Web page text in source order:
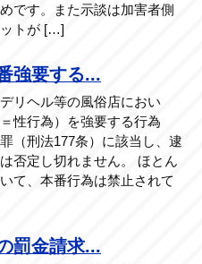
です。また示談は加害者側
ットが […]
強要する...
リヘル等の風俗店におい
性行為）を強要する行為
（刑法177条）に該当し、逮
否定し切れません。 ほとん
て、本番行為は禁止されて
罰金請求...